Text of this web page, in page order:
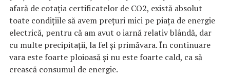
afară de cotația certificatelor de CO2, există absolut
toate condițiile să avem prețuri mici pe piața de energie
electrică, pentru că am avut o iarnă relativ blândă, dar
cu multe precipitaţii, la fel și primăvara. În continuare
vara este foarte ploioasă și nu este foarte cald, ca să
crească consumul de energie.